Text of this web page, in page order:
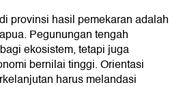
provinsi hasil pemekaran adalah
Pegunungan tengah
ekosistem, tetapi juga
bernilai tinggi. Orientasi
harus melandasi